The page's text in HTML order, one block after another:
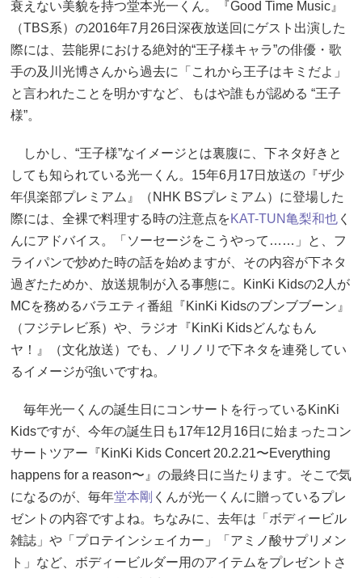
衰えない美貌を持つ堂本光一くん。『Good Time Music』
（TBS系）の2016年7月26日深夜放送回にゲスト出演した
際には、芸能界における絶対的“王子様キャラ”の俳優・歌
手の及川光博さんから過去に「これから王子はキミだよ」
と言われたことを明かすなど、もはや誰もが認める “王子
様”。
しかし、“王子様”なイメージとは裏腹に、下ネタ好きと
しても知られている光一くん。15年6月17日放送の『ザ少
年倶楽部プレミアム』（NHK BSプレミアム）に登場した
際には、全裸で料理する時の注意点をKAT-TUN亀梨和也 く
んにアドバイス。「ソーセージをこうやって……」と、フ
ライパンで炒めた時の話を始めますが、その内容が下ネタ
過ぎたためか、放送規制が入る事態に。KinKi Kidsの2人が
MCを務めるバラエティ番組『KinKi Kidsのブンブブーン』
（フジテレビ系）や、ラジオ『KinKi Kidsどんなもん
ヤ！』（文化放送）でも、ノリノリで下ネタを連発してい
るイメージが強いですね。
毎年光一くんの誕生日にコンサートを行っているKinKi
Kidsですが、今年の誕生日も17年12月16日に始まったコン
サートツアー『KinKi Kids Concert 20.2.21〜Everything
happens for a reason〜』の最終日に当たります。そこで気
になるのが、毎年堂本剛 くんが光一くんに贈っているプレ
ゼントの内容ですよね。ちなみに、去年は「ボディービル
雑誌」や「プロテインシェイカー」「アミノ酸サプリメン
ト」など、ボディービルダー用のアイテムをプレゼントさ